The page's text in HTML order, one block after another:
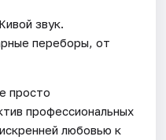
звук.
переборы, от
просто
профессиональных
любовью к